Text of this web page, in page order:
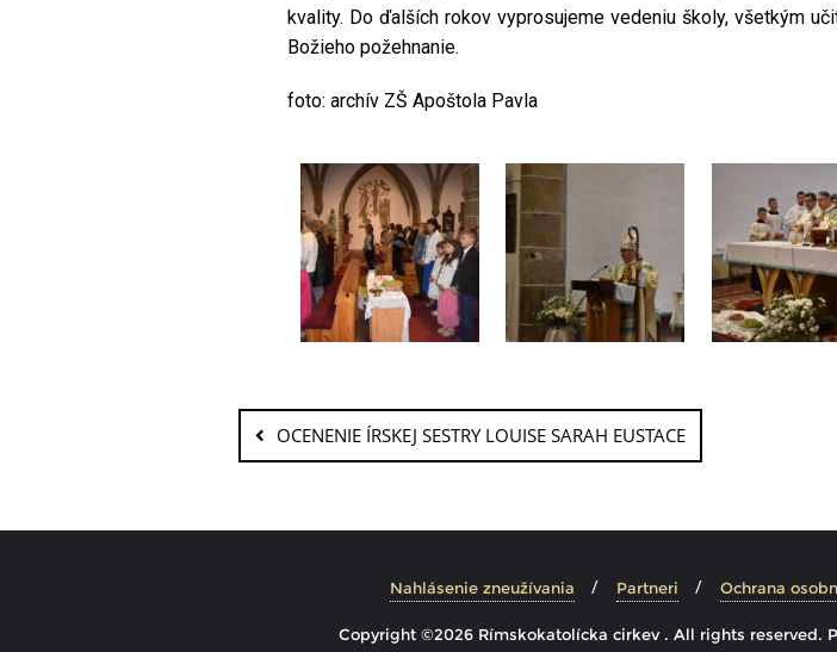
kvality. Do ďalších rokov vyprosujeme vedeniu školy, všetkým
Božieho požehnanie.
foto: archív ZŠ Apoštola Pavla
OCENENIE ÍRSKEJ SESTRY LOUISE SARAH EUSTACE
Nahlásenie zneužívania Partneri Ochrana
Copyright ©2026 Rímskokatolícka cirkev . All rights reserved.